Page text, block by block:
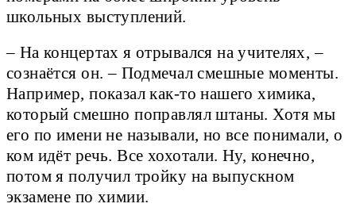
школьных выступлений.
– На концертах я отрывался на учителях, –
сознаётся он. – Подмечал смешные моменты.
Например, показал как-то нашего химика,
который смешно поправлял штаны. Хотя мы
его по имени не называли, но все понимали, о
ком идёт речь. Все хохотали. Ну, конечно,
потом я получил тройку на выпускном
экзамене по химии.